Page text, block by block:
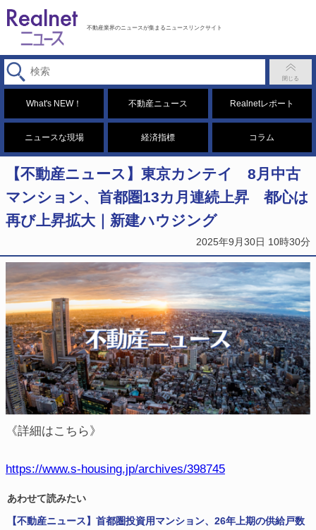
不動産業界のニュースが集まるニュースリンクサイト
What's NEW！ 不動産ニュース Realnetレポート
ニュースな現場 経済指標 コラム
【不動産ニュース】東京カンテイ 8月中古
マンション、首都圏13カ月連続上昇 都心は
再び上昇拡大｜新建ハウジング
2025年9月30日 10時30分
《詳細はこちら》
https://www.s-housing.jp/archives/398745
あわせて読みたい
【不動産ニュース】首都圏投資用マンション、26年上期の供給戸数